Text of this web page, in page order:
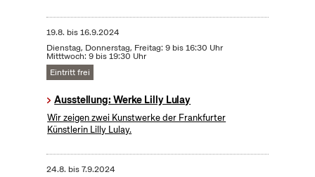
19.8. bis16.9.2024
Dienstag, Donnerstag, Freitag: 9 bis 16:30 Uhr
Mitttwoch: 9 bis 19:30 Uhr
Eintritt frei
Ausstellung: Werke Lilly Lulay
Wir zeigen zwei Kunstwerke der Frankfurter
Künstlerin Lilly Lulay.
24.8. bis7.9.2024